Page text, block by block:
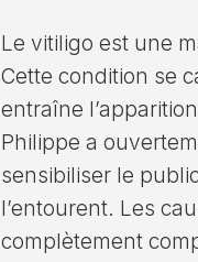
Le vitiligo est une
Cette condition se
entraîne
Philippe a
sensibiliser le
l’entourent. Les
complètement